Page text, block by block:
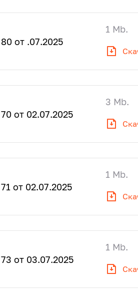
от .07.2025
1 Mb.
от 02.07.2025
3 Mb.
от 02.07.2025
1 Mb.
от 03.07.2025
1 Mb.